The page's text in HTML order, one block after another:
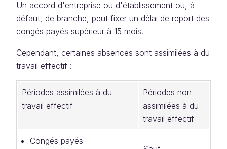
Un accord d'entreprise ou d'établissement ou, à
défaut, de branche, peut fixer un délai de report des
congés payés supérieur à 15 mois.
Cependant, certaines absences sont assimilées à du
travail effectif :
Périodes assimilées à du
travail effectif
Périodes non
assimilées à du
travail effectif
Congés payés